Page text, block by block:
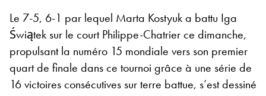
Le 7-5, 6-1 par lequel Marta Kostyuk a battu Iga
Świątek sur le court Philippe-Chatrier ce dimanche,
propulsant la numéro 15 mondiale vers son premier
quart de finale dans ce tournoi grâce à une série de
16 victoires consécutives sur terre battue, s’est dessiné